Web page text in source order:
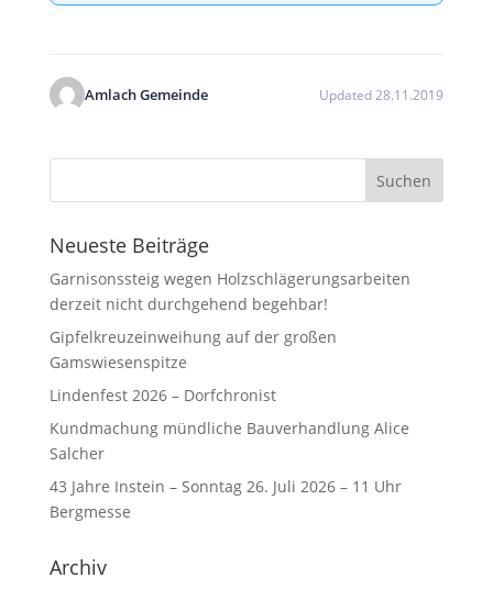
Amlach Gemeinde Updated 28.11.2019
Neueste Beiträge
Garnisonssteig wegen Holzschlägerungsarbeiten
derzeit nicht durchgehend begehbar!
Gipfelkreuzeinweihung auf der großen
Gamswiesenspitze
Lindenfest 2026 – Dorfchronist
Kundmachung mündliche Bauverhandlung Alice
Salcher
43 Jahre Instein – Sonntag 26. Juli 2026 – 11 Uhr
Bergmesse
Archiv